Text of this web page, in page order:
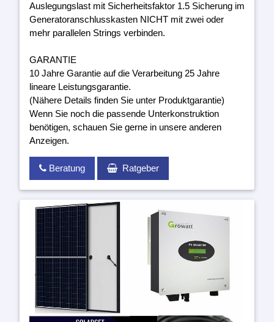
Auslegungslast mit Sicherheitsfaktor 1.5 Sicherung im
Generatoranschlusskasten NICHT mit zwei oder
mehr parallelen Strings verbinden.
GARANTIE
10 Jahre Garantie auf die Verarbeitung 25 Jahre
lineare Leistungsgarantie.
(Nähere Details finden Sie unter Produktgarantie)
Wenn Sie noch die passende Unterkonstruktion
benötigen, schauen Sie gerne in unsere anderen
Anzeigen.
Beratung Ratgeber